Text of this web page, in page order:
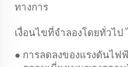
ทางการ
เงื่อนไขที่จำลองโดยทั่วไป
● การลดลงของแรงดันไฟ